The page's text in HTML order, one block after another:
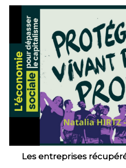
Les entreprises